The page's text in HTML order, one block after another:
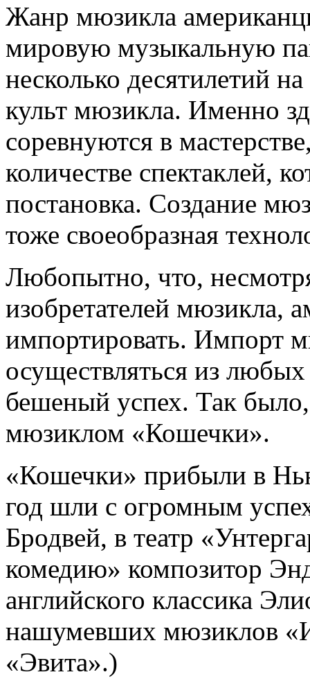
Жанр мюзикла
мировую музыкальную
несколько десятилетий
культ мюзикла. Именно
соревнуются в
количестве спектаклей,
постановка. Создание
тоже своеобразная
Любопытно, что,
изобретателей мюзикла,
импортировать. Импорт
осуществляться из
бешеный успех. Так
мюзиклом «Кошечки».
«Кошечки» прибыли в
год шли с огромным
Бродвей, в театр
комедию» композитор
английского классика
нашумевших мюзиклов
«Эвита».)